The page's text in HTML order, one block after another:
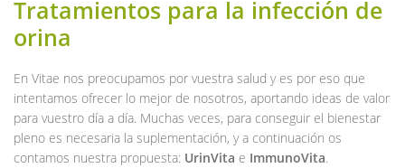
Tratamientos para la infección de
orina
En Vitae nos preocupamos por vuestra salud y es por eso que
intentamos ofrecer lo mejor de nosotros, aportando ideas de valor
para vuestro día a día. Muchas veces, para conseguir el bienestar
pleno es necesaria la suplementación, y a continuación os
contamos nuestra propuesta: UrinVita e ImmunoVita.